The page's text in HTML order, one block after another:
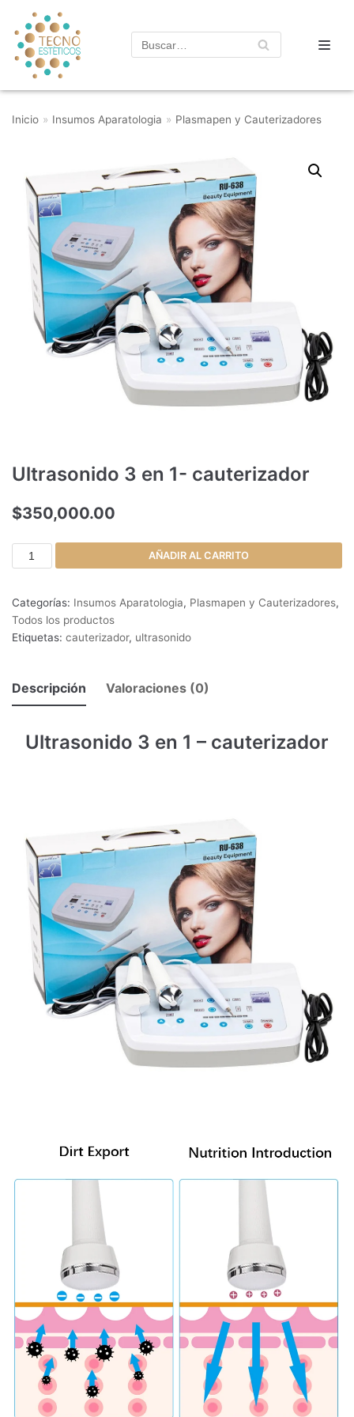
Saltar
al
contenido
Inicio » Insumos Aparatologia » Plasmapen y Cauterizadores
Ultrasonido 3 en 1- cauterizador
$350,000.00
AÑADIR AL CARRITO
Categorías: Insumos Aparatologia, Plasmapen y Cauterizadores,
Todos los productos
Etiquetas: cauterizador, ultrasonido
Descripción Valoraciones (0)
Ultrasonido 3 en 1 – cauterizador